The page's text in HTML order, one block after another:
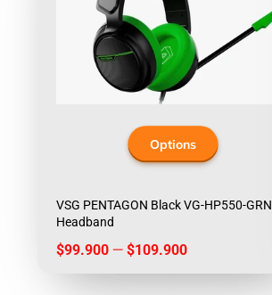
Options
VSG PENTAGON Black VG-HP550-GRN
Headband
Price
$99.900 — $109.900